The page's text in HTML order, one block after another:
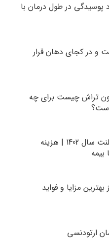
پوسیدگی در طول درمان با
و در کجای دهان قرار
تراش چیست برای چه
قیمت انواع ایمپلنت سال 1402 | هزینه
بیمه
با 10 تا از بهترین مزایا و فواید
ارتودنسی